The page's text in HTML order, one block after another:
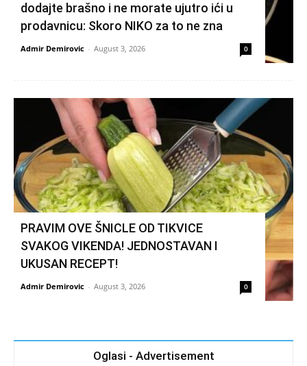
dodajte brašno i ne morate ujutro ići u
prodavnicu: Skoro NIKO za to ne zna
Admir Demirovic - August 3, 2026 0
PRAVIM OVE ŠNICLE OD TIKVICE
SVAKOG VIKENDA! JEDNOSTAVAN I
UKUSAN RECEPT!
Admir Demirovic - August 3, 2026 0
Oglasi - Advertisement